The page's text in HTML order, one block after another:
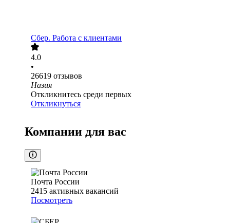
Сбер. Работа с клиентами
4.0
•
26619 отзывов
Назия
Откликнитесь среди первых
Откликнуться
Компании для вас
Почта России
2415 активных вакансий
Посмотреть